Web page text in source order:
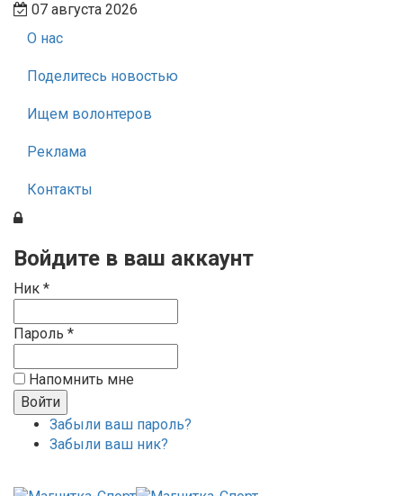
07 августа 2026
О нас
Поделитесь новостью
Ищем волонтеров
Реклама
Контакты
Войдите в ваш аккаунт
Ник *
Пароль *
Напомнить мне
Забыли ваш пароль?
Забыли ваш ник?